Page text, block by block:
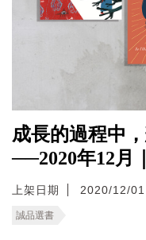
成長的過程中
──2020年12月
上架日期 2020/12/01
誠品選書